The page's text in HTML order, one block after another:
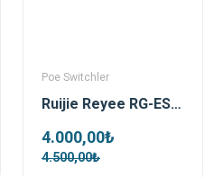
Poe Switchler
Ruijie Reyee RG-ES110GS-P-L 10 Port 1xSfp 1xRj45 Uplink Yönetilemez Gigabit PoE Switch
4.000,00₺
4.500,00₺